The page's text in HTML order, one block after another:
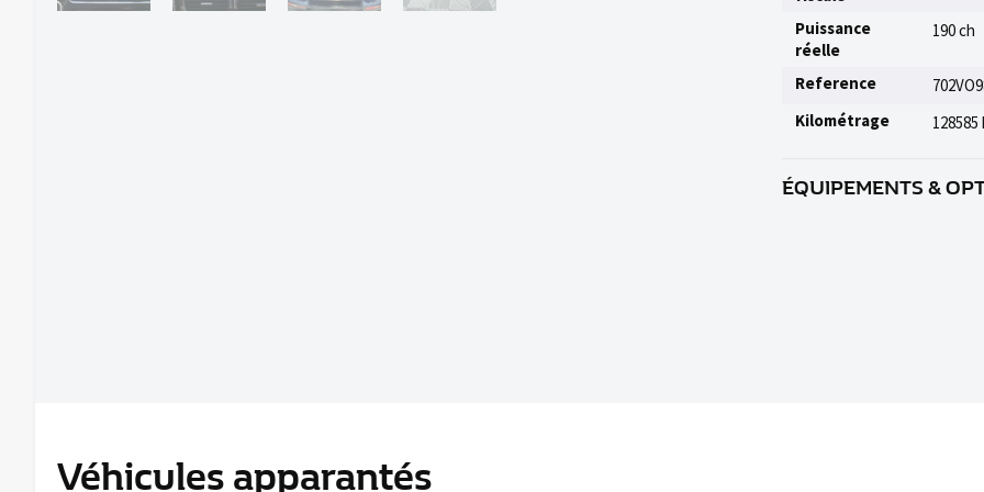
Puissance
réelle
190 ch
Reference
Kilométrage
128585
ÉQUIPEMENTS &
Véhicules apparantés